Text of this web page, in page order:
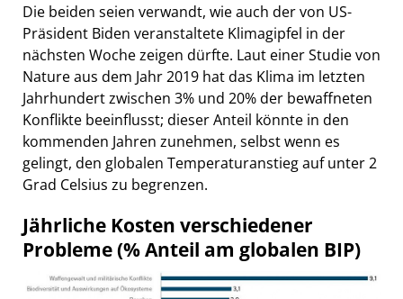
Die beiden seien verwandt, wie auch der von US-
Präsident Biden veranstaltete Klimagipfel in der
nächsten Woche zeigen dürfte. Laut einer Studie von
Nature aus dem Jahr 2019 hat das Klima im letzten
Jahrhundert zwischen 3% und 20% der bewaffneten
Konflikte beeinflusst; dieser Anteil könnte in den
kommenden Jahren zunehmen, selbst wenn es
gelingt, den globalen Temperaturanstieg auf unter 2
Grad Celsius zu begrenzen.
Jährliche Kosten verschiedener
Probleme (% Anteil am globalen BIP)